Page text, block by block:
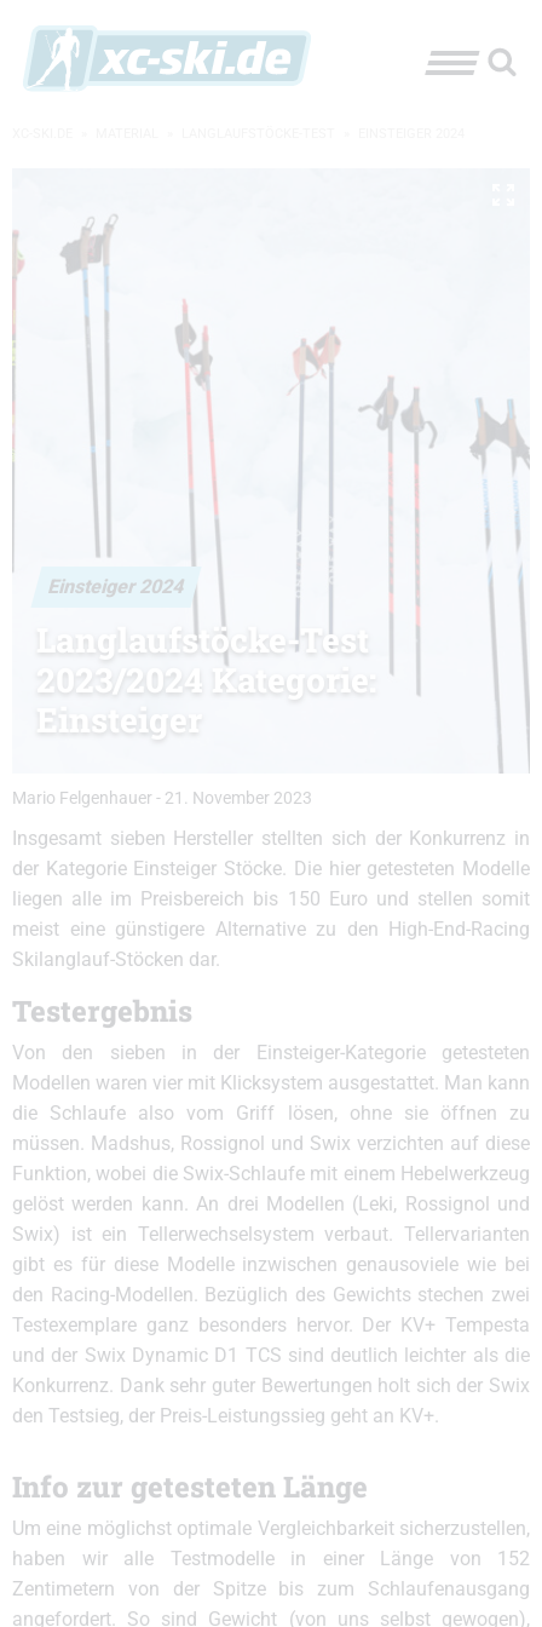
Einsteiger 2024
Langlaufstöcke-Test
2023/2024 Kategorie:
Einsteiger
Mario Felgenhauer - 21. November 2023
Insgesamt sieben Hersteller stellten sich der Konkurrenz in
der Kategorie Einsteiger Stöcke. Die hier getesteten Modelle
liegen alle im Preisbereich bis 150 Euro und stellen somit
meist eine günstigere Alternative zu den High-End-Racing
Skilanglauf-Stöcken dar.
Testergebnis
Von den sieben in der Einsteiger-Kategorie getesteten
Modellen waren vier mit Klicksystem ausgestattet. Man kann
die Schlaufe also vom Griff lösen, ohne sie öffnen zu
müssen. Madshus, Rossignol und Swix verzichten auf diese
Funktion, wobei die Swix-Schlaufe mit einem Hebelwerkzeug
gelöst werden kann. An drei Modellen (Leki, Rossignol und
Swix) ist ein Tellerwechselsystem verbaut. Tellervarianten
gibt es für diese Modelle inzwischen genausoviele wie bei
den Racing-Modellen. Bezüglich des Gewichts stechen zwei
Testexemplare ganz besonders hervor. Der KV+ Tempesta
und der Swix Dynamic D1 TCS sind deutlich leichter als die
Konkurrenz. Dank sehr guter Bewertungen holt sich der Swix
den Testsieg, der Preis-Leistungssieg geht an KV+.
Info zur getesteten Länge
Um eine möglichst optimale Vergleichbarkeit sicherzustellen,
haben wir alle Testmodelle in einer Länge von 152
Zentimetern von der Spitze bis zum Schlaufenausgang
angefordert. So sind Gewicht (von uns selbst gewogen),